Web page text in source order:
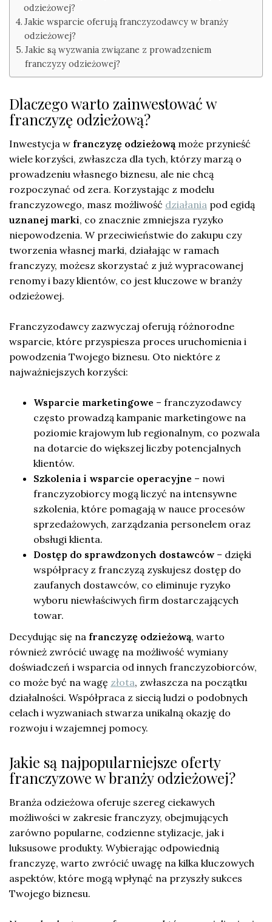
odzieżowej?
Jakie wsparcie oferują franczyzodawcy w branży
odzieżowej?
Jakie są wyzwania związane z prowadzeniem
franczyzy odzieżowej?
Dlaczego warto zainwestować w
franczyzę odzieżową?
Inwestycja w franczyzę odzieżową może przynieść
wiele korzyści, zwłaszcza dla tych, którzy marzą o
prowadzeniu własnego biznesu, ale nie chcą
rozpoczynać od zera. Korzystając z modelu
franczyzowego, masz możliwość działania pod egidą
uznanej marki, co znacznie zmniejsza ryzyko
niepowodzenia. W przeciwieństwie do zakupu czy
tworzenia własnej marki, działając w ramach
franczyzy, możesz skorzystać z już wypracowanej
renomy i bazy klientów, co jest kluczowe w branży
odzieżowej.
Franczyzodawcy zazwyczaj oferują różnorodne
wsparcie, które przyspiesza proces uruchomienia i
powodzenia Twojego biznesu. Oto niektóre z
najważniejszych korzyści:
Wsparcie marketingowe – franczyzodawcy
często prowadzą kampanie marketingowe na
poziomie krajowym lub regionalnym, co pozwala
na dotarcie do większej liczby potencjalnych
klientów.
Szkolenia i wsparcie operacyjne – nowi
franczyzobiorcy mogą liczyć na intensywne
szkolenia, które pomagają w nauce procesów
sprzedażowych, zarządzania personelem oraz
obsługi klienta.
Dostęp do sprawdzonych dostawców – dzięki
współpracy z franczyzą zyskujesz dostęp do
zaufanych dostawców, co eliminuje ryzyko
wyboru niewłaściwych firm dostarczających
towar.
Decydując się na franczyzę odzieżową, warto
również zwrócić uwagę na możliwość wymiany
doświadczeń i wsparcia od innych franczyzobiorców,
co może być na wagę złota, zwłaszcza na początku
działalności. Współpraca z siecią ludzi o podobnych
celach i wyzwaniach stwarza unikalną okazję do
rozwoju i wzajemnej pomocy.
Jakie są najpopularniejsze oferty
franczyzowe w branży odzieżowej?
Branża odzieżowa oferuje szereg ciekawych
możliwości w zakresie franczyzy, obejmujących
zarówno popularne, codzienne stylizacje, jak i
luksusowe produkty. Wybierając odpowiednią
franczyzę, warto zwrócić uwagę na kilka kluczowych
aspektów, które mogą wpłynąć na przyszły sukces
Twojego biznesu.